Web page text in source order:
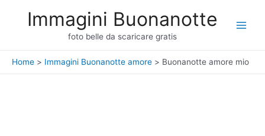
Immagini Buonanotte
foto belle da scaricare gratis
Home Immagini Buonanotte amore Buonanotte amore mio